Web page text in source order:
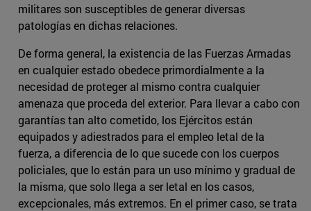
militares son susceptibles de generar diversas
patologías en dichas relaciones.
De forma general, la existencia de las Fuerzas Armadas
en cualquier estado obedece primordialmente a la
necesidad de proteger al mismo contra cualquier
amenaza que proceda del exterior. Para llevar a cabo con
garantías tan alto cometido, los Ejércitos están
equipados y adiestrados para el empleo letal de la
fuerza, a diferencia de lo que sucede con los cuerpos
policiales, que lo están para un uso mínimo y gradual de
la misma, que solo llega a ser letal en los casos,
excepcionales, más extremos. En el primer caso, se trata